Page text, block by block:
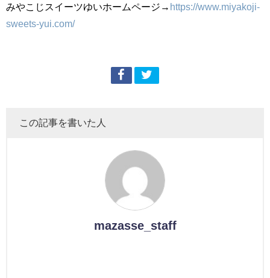
みやこじスイーツゆいホームページ→ https://www.miyakoji-
sweets-yui.com/
この記事を書いた人
mazasse_staff